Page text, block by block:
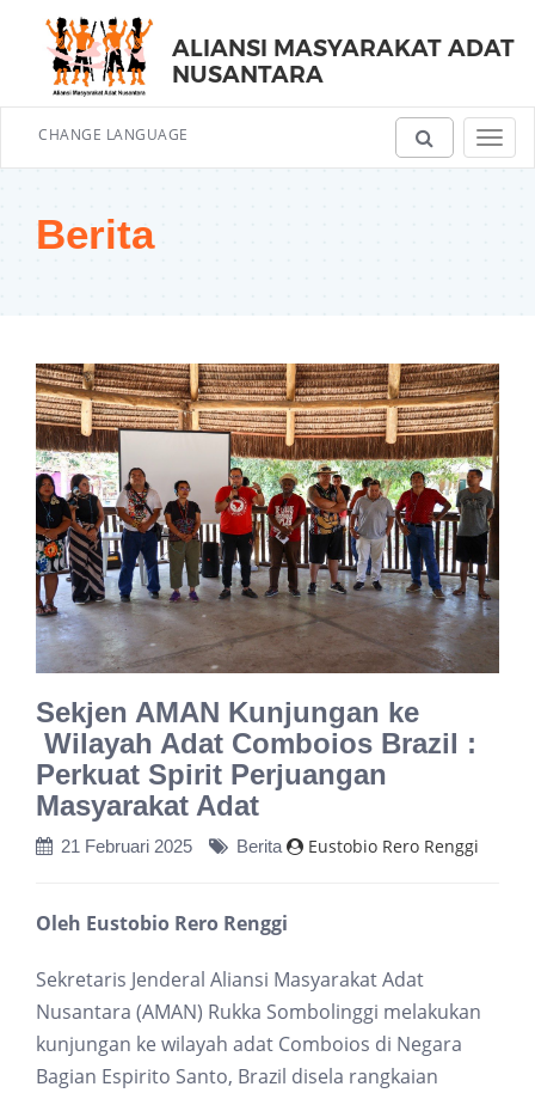
ALIANSI MASYARAKAT ADAT
NUSANTARA
CHANGE LANGUAGE
Berita
Sekjen AMAN Kunjungan ke
Wilayah Adat Comboios Brazil :
Perkuat Spirit Perjuangan
Masyarakat Adat
21 Februari 2025 Berita Eustobio Rero Renggi
Oleh Eustobio Rero Renggi
Sekretaris Jenderal Aliansi Masyarakat Adat
Nusantara (AMAN) Rukka Sombolinggi melakukan
kunjungan ke wilayah adat Comboios di Negara
Bagian Espirito Santo, Brazil disela rangkaian